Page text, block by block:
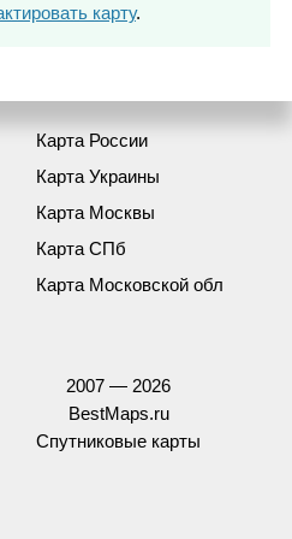
карту.
Карта России
Карта Украины
Карта Москвы
Карта СПб
Карта Московской обл
2007 — 2026
BestMaps.ru
Спутниковые карты